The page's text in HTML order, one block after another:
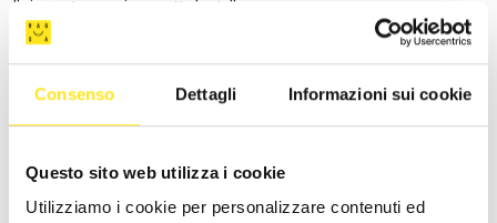
Consenso Dettagli Informazioni sui cookie
Questo sito web utilizza i cookie
Utilizziamo i cookie per personalizzare contenuti ed
Il cinema torna a vivere sotto le stelle.